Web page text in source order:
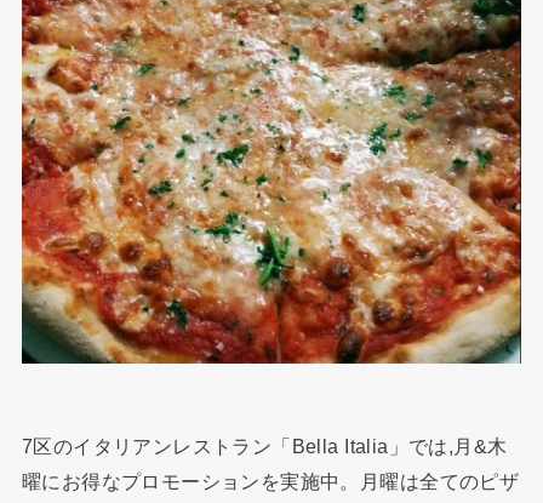
7区のイタリアンレストラン「Bella Italia」では,月&木
曜にお得なプロモーションを実施中。月曜は全てのピザ